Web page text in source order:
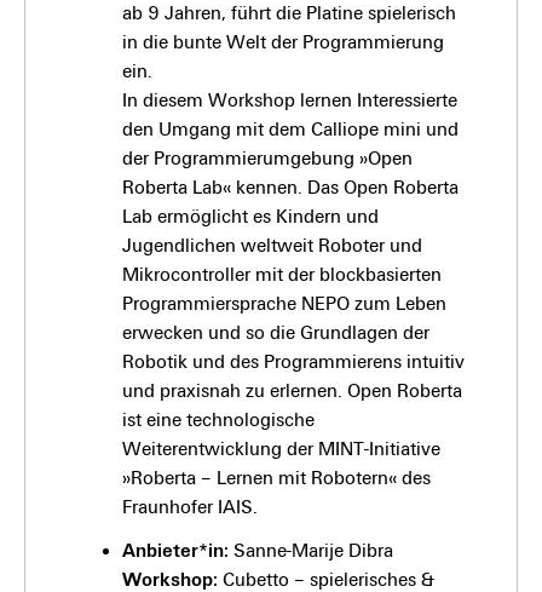
ab 9 Jahren, führt die Platine spielerisch
in die bunte Welt der Programmierung
ein.
In diesem Workshop lernen Interessierte
den Umgang mit dem Calliope mini und
der Programmierumgebung »Open
Roberta Lab« kennen. Das Open Roberta
Lab ermöglicht es Kindern und
Jugendlichen weltweit Roboter und
Mikrocontroller mit der blockbasierten
Programmiersprache NEPO zum Leben
erwecken und so die Grundlagen der
Robotik und des Programmierens intuitiv
und praxisnah zu erlernen. Open Roberta
ist eine technologische
Weiterentwicklung der MINT-Initiative
»Roberta – Lernen mit Robotern« des
Fraunhofer IAIS.
Anbieter*in: Sanne-Marije Dibra
Workshop: Cubetto – spielerisches &